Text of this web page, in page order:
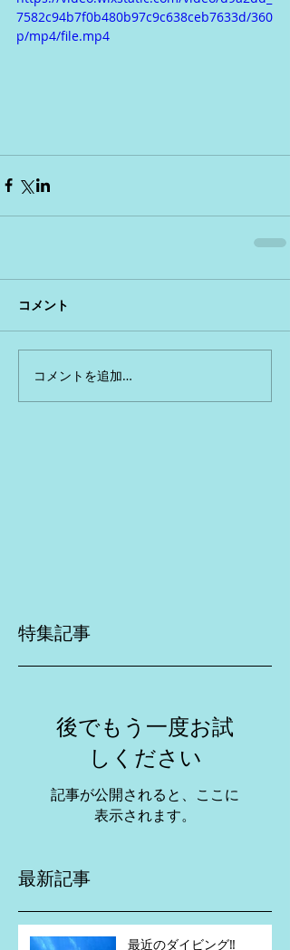
7582c94b7f0b480b97c9c638ceb7633d/360
p/mp4/file.mp4
コメント
コメントを追加…
特集記事
後でもう一度お試
しください
記事が公開されると、ここに
表示されます。
最新記事
最近のダイビング‼️